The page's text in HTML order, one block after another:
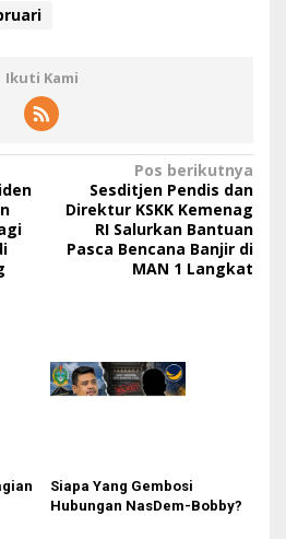
Ikuti Kami
Pos berikutnya
Sesditjen Pendis dan
Direktur KSKK Kemenag
RI Salurkan Bantuan
Pasca Bencana Banjir di
MAN 1 Langkat
Siapa Yang Gembosi
Hubungan NasDem-Bobby?